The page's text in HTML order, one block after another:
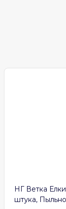
НГ Ветка
штука,